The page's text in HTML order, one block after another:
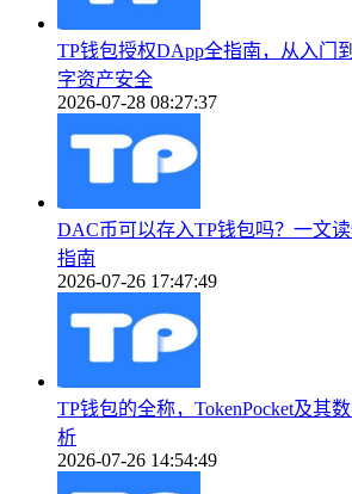
TP钱包授权DApp全指南，从入门
字资产安全
2026-07-28 08:27:37
DAC币可以存入TP钱包吗？一文
指南
2026-07-26 17:47:49
TP钱包的全称，TokenPocket及其
析
2026-07-26 14:54:49